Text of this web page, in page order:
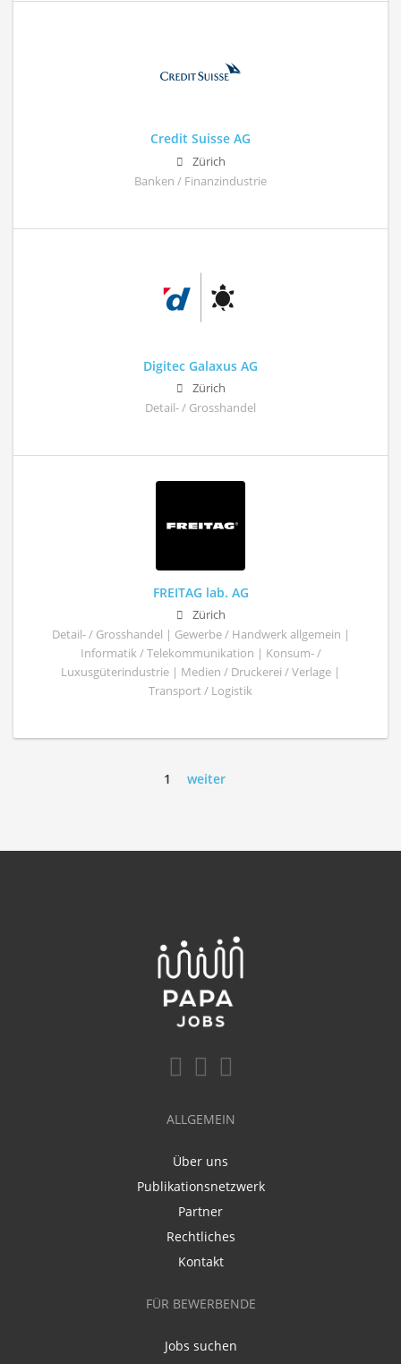
Credit Suisse AG
Zürich
Banken / Finanzindustrie
Digitec Galaxus AG
Zürich
Detail- / Grosshandel
FREITAG lab. AG
Zürich
Detail- / Grosshandel | Gewerbe / Handwerk allgemein |
Informatik / Telekommunikation | Konsum- /
Luxusgüterindustrie | Medien / Druckerei / Verlage |
Transport / Logistik
1 weiter
ALLGEMEIN
Über uns
Publikationsnetzwerk
Partner
Rechtliches
Kontakt
FÜR BEWERBENDE
Jobs suchen